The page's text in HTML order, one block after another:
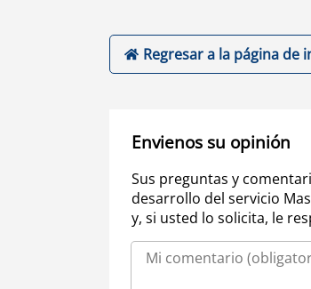
Regresar a la página de
Envienos su opinión
Sus preguntas y
desarrollo del servicio
y, si usted lo solicita, le